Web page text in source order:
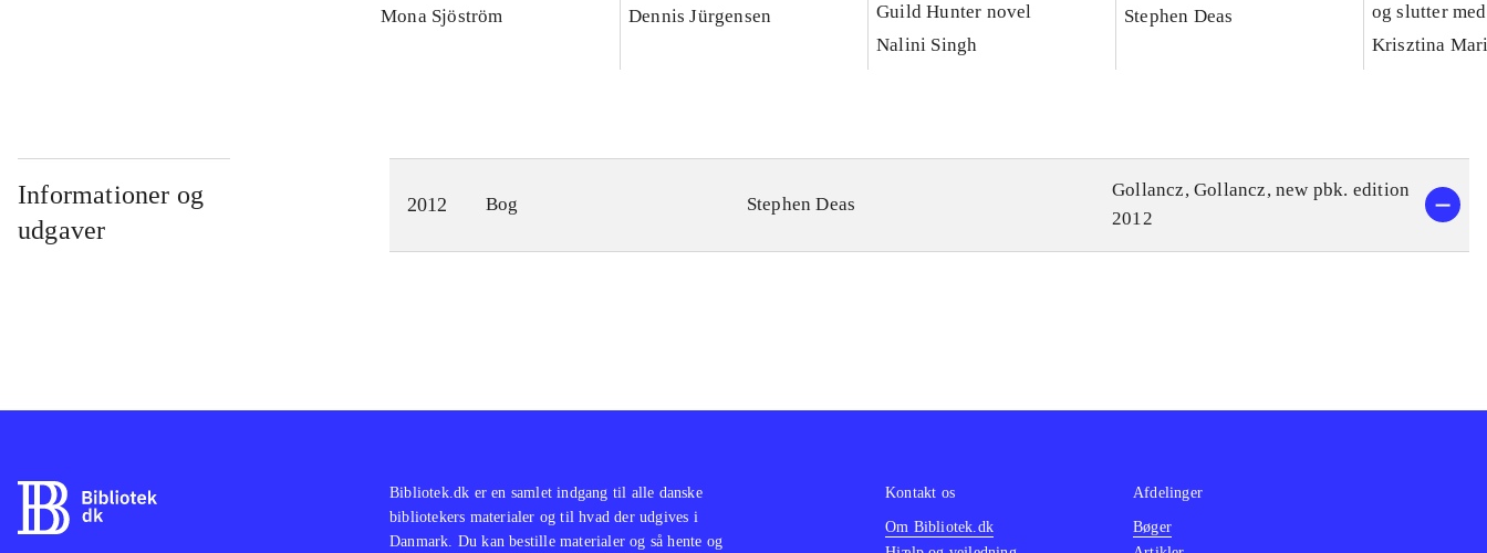
Mona Sjöström
Dennis Jürgensen
Guild Hunter novel
Nalini Singh
Stephen Deas
og slutter
Krisztina
Informationer og
udgaver
2012 Bog Stephen Deas
Gollancz, Gollancz, new pbk. edition
2012
Bibliotek.dk er en samlet indgang til alle danske
bibliotekers materialer og til hvad der udgives i
Danmark. Du kan bestille materialer og så hente og
Kontakt os
Om Bibliotek.dk
Afdelinger
Bøger